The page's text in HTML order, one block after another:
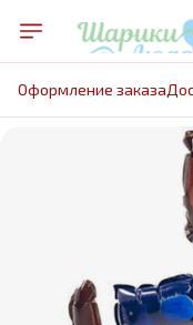
Оформление заказа